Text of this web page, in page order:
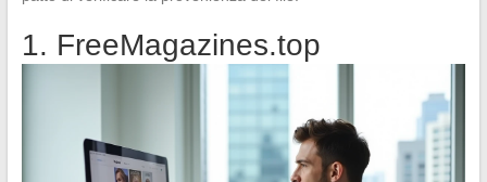
1. FreeMagazines.top